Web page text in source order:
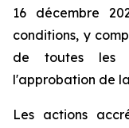
16 décembre
conditions, y
de toutes les
l'approbation de
Les actions